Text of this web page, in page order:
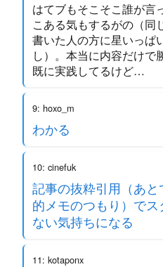
はてブもそこそこ誰が言
こある気もするがの（同
書いた人の方に星いっぱ
し）。本当に内容だけで
既に実践してるけど…
9: hoxo_m
わかる
10: cinefuk
記事の抜粋引用（あ
的メモのつもり）で
ない気持ちになる
11: kotaponx